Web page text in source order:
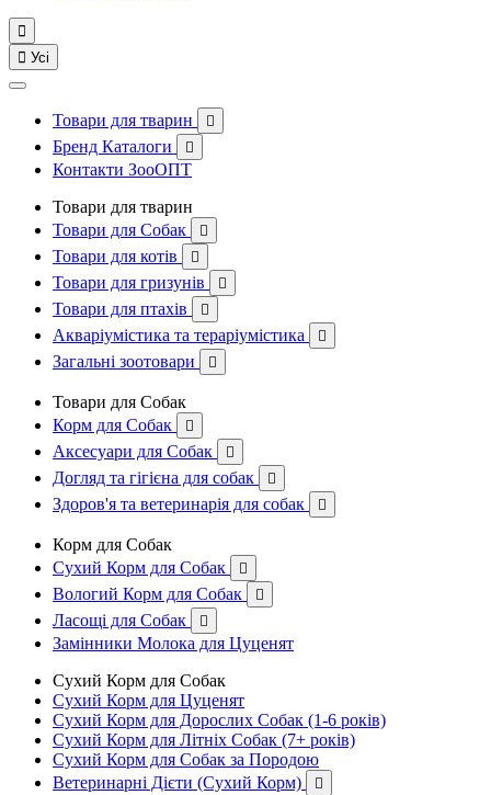

 Усі
Товари для тварин 
Бренд Каталоги 
Контакти ЗооОПТ
Товари для тварин
Товари для Собак

Товари для котів 
Товари для гризунів 
Товари для птахів 
Акваріумістика та тераріумістика 
Загальні зоотовари 
Товари для Собак
Корм для Собак

Аксесуари для Собак 
Догляд та гігієна для собак 
Здоров'я та ветеринарія для собак 
Корм для Собак
Сухий Корм для Собак

Вологий Корм для Собак 
Ласощі для Собак 
Замінники Молока для Цуценят
Сухий Корм для Собак
Сухий Корм для Цуценят
Сухий Корм для Дорослих Собак (1-6 років)
Сухий Корм для Літніх Собак (7+ років)
Сухий Корм для Собак за Породою
Ветеринарні Дієти (Сухий Корм)
